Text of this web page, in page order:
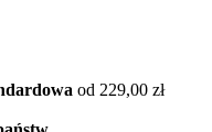
od 229,00 zł